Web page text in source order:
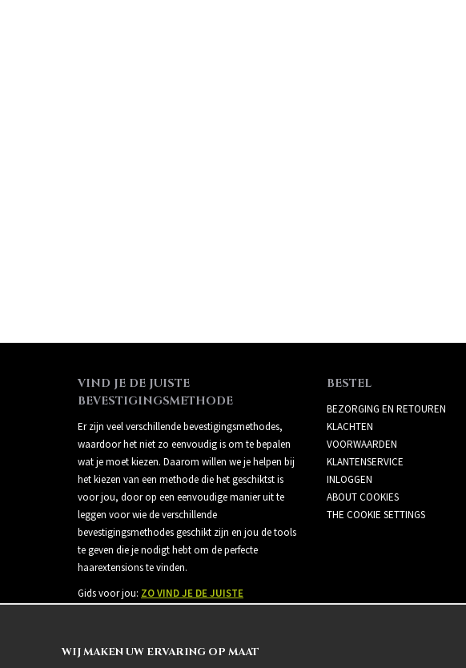
VIND JE DE JUISTE
BEVESTIGINGSMETHODE
Er zijn veel verschillende bevestigingsmethodes,
waardoor het niet zo eenvoudig is om te bepalen
wat je moet kiezen. Daarom willen we je helpen bij
het kiezen van een methode die het geschiktst is
voor jou, door op een eenvoudige manier uit te
leggen voor wie de verschillende
bevestigingsmethodes geschikt zijn en jou de tools
te geven die je nodigt hebt om de perfecte
haarextensions te vinden.
Gids voor jou: ZO VIND JE DE JUISTE
BESTEL
BEZORGING EN RETOUREN
KLACHTEN
VOORWAARDEN
KLANTENSERVICE
INLOGGEN
ABOUT COOKIES
THE COOKIE SETTINGS
WIJ MAKEN UW ERVARING OP MAAT